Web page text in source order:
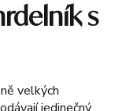
s
velkých